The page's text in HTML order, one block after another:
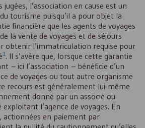
l’association en cause est un
tourisme puisqu’il a pour objet la
financière que les agents de voyages
la vente de voyages et de séjours
obtenir l’immatriculation requise pour
1. Il s’avère que, lorsque cette garantie
– ici l’association – bénéficie d’un
de voyages ou tout autre organisme
recours est généralement lui-même
donné par un associé ou
l’agence de voyages. En
actionnées en paiement par